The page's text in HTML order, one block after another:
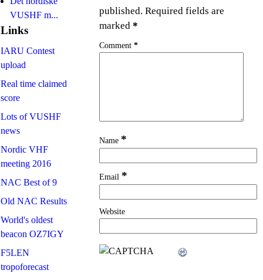
VUSHF m...
Links
IARU Contest
upload
Real time claimed
score
Lots of VUSHF
news
Nordic VHF
meeting 2016
NAC Best of 9
Old NAC Results
World's oldest
beacon OZ7IGY
F5LEN
tropoforecast
published. Required fields are
marked*
Comment*
Name *
Email *
Website